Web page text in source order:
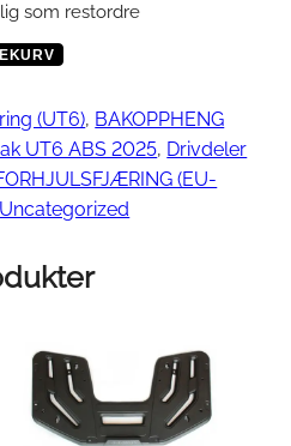
som restordre
(UT6), BAKOPPHENG
UT6 ABS 2025, Drivdeler
(EU-
Uncategorized